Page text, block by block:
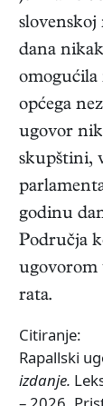
dana
općega
ugovor
skupštini,
godinu
Područja
ugovorom
rata.
Citiranje:
Rapallski
izdanje.